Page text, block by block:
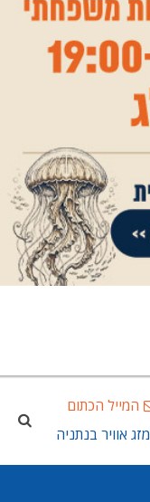
המייל הכתום
מזג אוויר בנתניה